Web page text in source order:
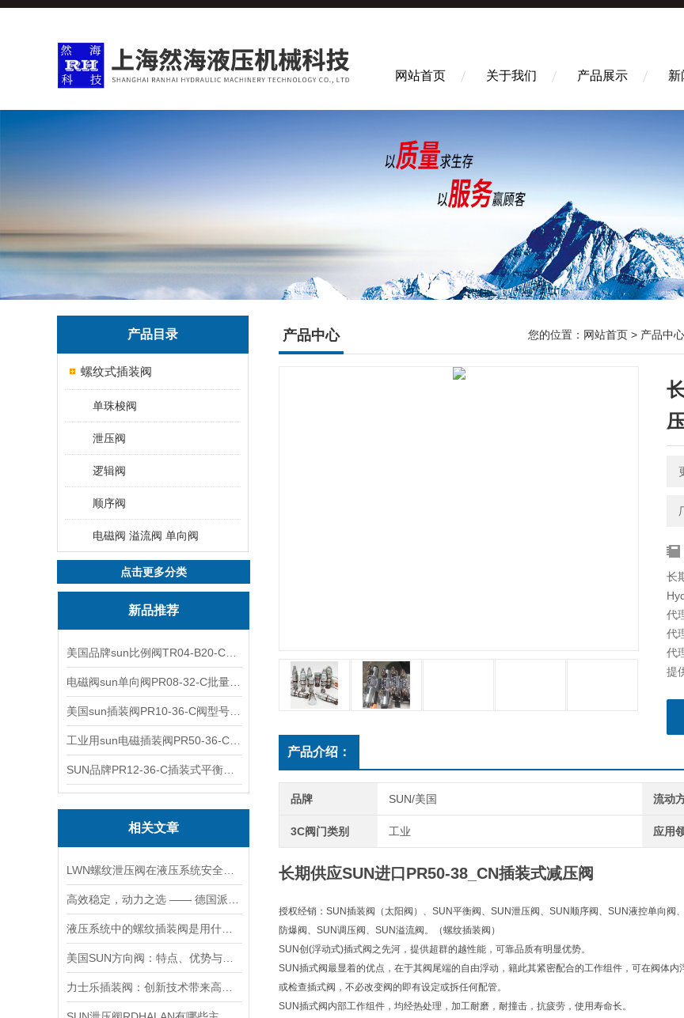
网站首页 关于我们 产品展示 新
产品目录
螺纹式插装阀
单珠梭阀
泄压阀
逻辑阀
顺序阀
电磁阀 溢流阀 单向阀
点击更多分类
新品推荐
相关文章
产品中心 您的位置： 网站首页 > 产品中心
长
代
代
代
提
产品介绍：
品牌 SUN/美国 流动
3C阀门类别 工业 应用
长期供应SUN进口PR50-38_CN插装式减压阀
授权经销：SUN插装阀（太阳阀）、SUN平衡阀、SUN泄压阀、SUN顺序阀、SUN液控单向
防爆阀、SUN调压阀、SUN溢流阀。（螺纹插装阀）
SUN创(浮动式)插式阀之先河，提供超群的越性能，可靠品质有明显优势。
SUN插式阀最显着的优点，在于其阀尾端的自由浮动，籍此其紧密配合的工作组件，可在阀体
或检查插式阀，不必改变阀的即有设定或拆任何配管。
SUN插式阀内部工作组件，均经热处理，加工耐磨，耐撞击，抗疲劳，使用寿命长。